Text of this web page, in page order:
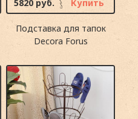
5820 руб. Купить
Подставка для тапок
Decora Forus